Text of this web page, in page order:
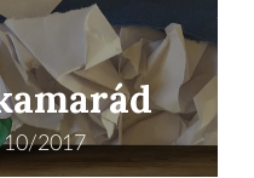
10/2017